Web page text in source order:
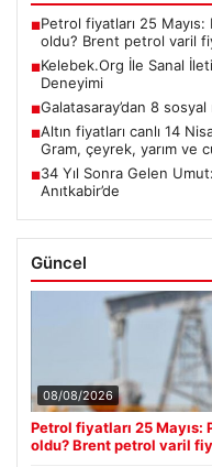
■Petrol fiyatları 25
oldu? Brent petrol varil
■Kelebek.Org İle Sanal
Deneyimi
■Galatasaray’dan 8
■Altın fiyatları canlı 14
Gram, çeyrek, yarım ve
■34 Yıl Sonra Gelen
Anıtkabir’de
Güncel
08/08/2026
Petrol fiyatları 25 Mayıs:
oldu? Brent petrol varil